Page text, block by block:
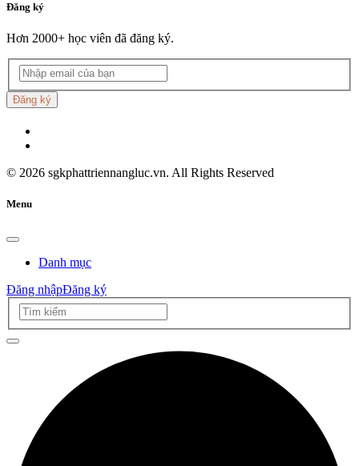
Đăng ký
Hơn 2000+ học viên đã đăng ký.
Đăng ký
© 2026 sgkphattriennangluc.vn. All Rights Reserved
Menu
Danh mục
Đăng nhậpĐăng ký